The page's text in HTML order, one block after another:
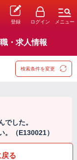
登録 ログイン メニュー
・求人情報
検索条件を変更
でした。
。（E130021）
る